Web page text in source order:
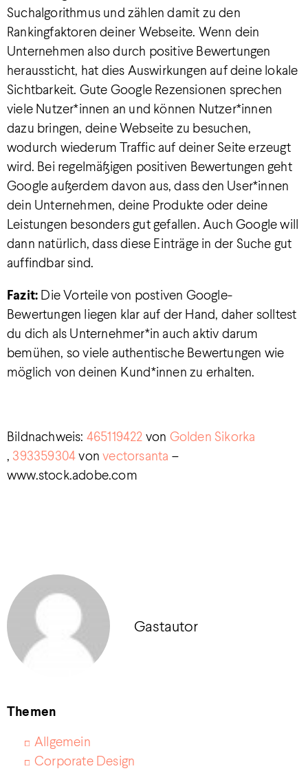
Suchalgorithmus und zählen damit zu den
Rankingfaktoren deiner Webseite. Wenn dein
Unternehmen also durch positive Bewertungen
heraussticht, hat dies Auswirkungen auf deine lokale
Sichtbarkeit. Gute Google Rezensionen sprechen
viele Nutzer*innen an und können Nutzer*innen
dazu bringen, deine Webseite zu besuchen,
wodurch wiederum Traffic auf deiner Seite erzeugt
wird. Bei regelmäßigen positiven Bewertungen geht
Google außerdem davon aus, dass den User*innen
dein Unternehmen, deine Produkte oder deine
Leistungen besonders gut gefallen. Auch Google will
dann natürlich, dass diese Einträge in der Suche gut
auffindbar sind.
Fazit: Die Vorteile von postiven Google-
Bewertungen liegen klar auf der Hand, daher solltest
du dich als Unternehmer*in auch aktiv darum
bemühen, so viele authentische Bewertungen wie
möglich von deinen Kund*innen zu erhalten.
Bildnachweis: 465119422 von Golden Sikorka
, 393359304 von vectorsanta –
www.stock.adobe.com
Gastautor
Themen
Allgemein
Corporate Design